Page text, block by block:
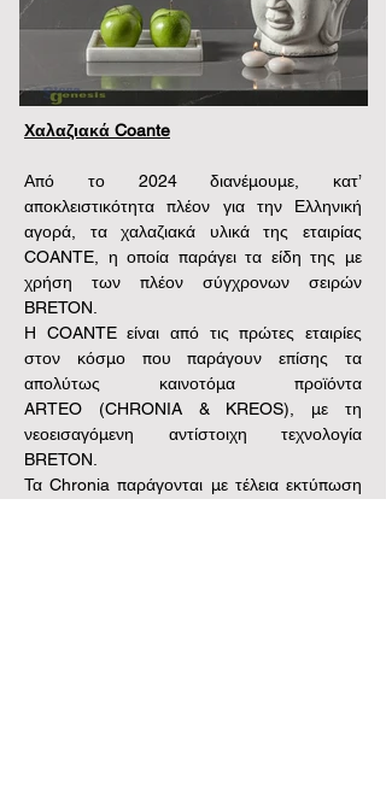
Χαλαζιακά Coante
Από το 2024 διανέμουμε, κατ’
αποκλειστικότητα πλέον για την Ελληνική
αγορά, τα χαλαζιακά υλικά της εταιρίας
COANTE, η οποία παράγει τα είδη της με
χρήση των πλέον σύγχρονων σειρών
BRETON.
Η COANTE είναι από τις πρώτες εταιρίες
στον κόσμο που παράγουν επίσης τα
απολύτως καινοτόμα προϊόντα
ARTEO (CHRONIA & KREOS), με τη
νεοεισαγόμενη αντίστοιχη τεχνολογία
BRETON.
Τα Chronia παράγονται με τέλεια εκτύπωση